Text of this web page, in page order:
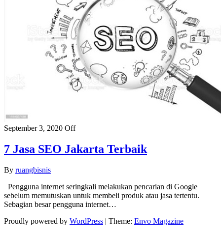
September 3, 2020 Off
7 Jasa SEO Jakarta Terbaik
By ruangbisnis
Pengguna internet seringkali melakukan pencarian di Google
sebelum memutuskan untuk membeli produk atau jasa tertentu.
Sebagian besar pengguna internet…
Proudly powered by WordPress | Theme: Envo Magazine